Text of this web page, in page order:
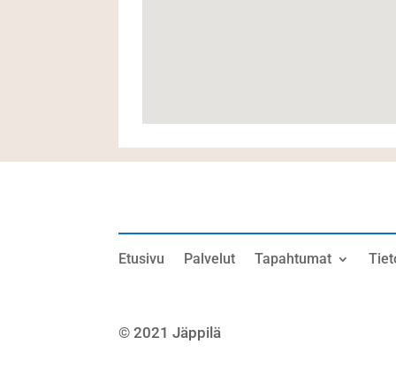
Etusivu Palvelut Tapahtumat
© 2021 Jäppilä